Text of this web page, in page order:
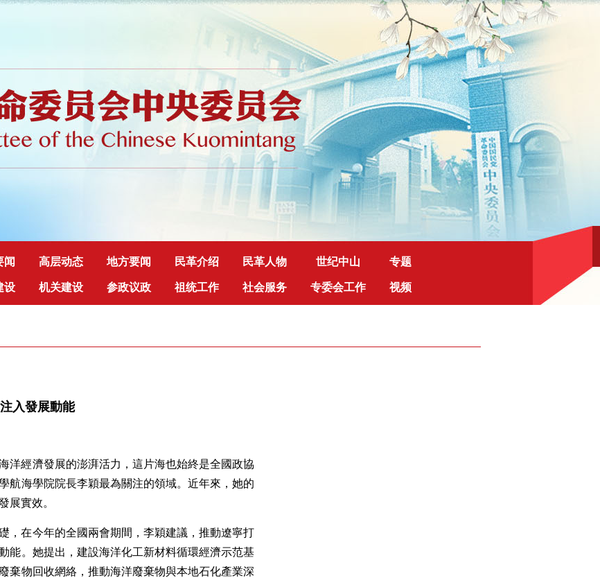
闻 高层动态 地方要闻 民革介绍 民革人物 世纪中山 专题
设 机关建设 参政议政 祖统工作 社会服务 专委会工作 视频
入發展動能
洋經濟發展的澎湃活力，這片海也始終是全國政協
航海學院院長李穎最為關注的領域。近年來，她的
展實效。
，在今年的全國兩會期間，李穎建議，推動遼寧打
能。她提出，建設海洋化工新材料循環經濟示范基
棄物回收網絡，推動海洋廢棄物與本地石化產業深